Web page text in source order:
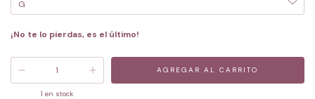
¡No te lo pierdas, es el último!
1 en stock